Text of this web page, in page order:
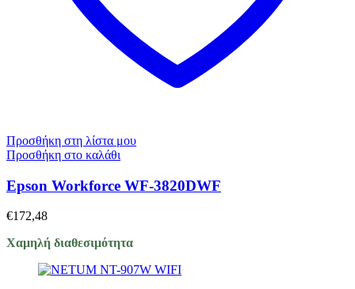
Προσθήκη στη λίστα μου
Προσθήκη στο καλάθι
Epson Workforce WF-3820DWF
€172,48
Χαμηλή διαθεσιμότητα